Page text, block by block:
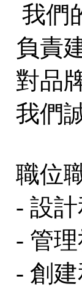
我們
負責
對品
我們
職位
- 設
- 管
- 創